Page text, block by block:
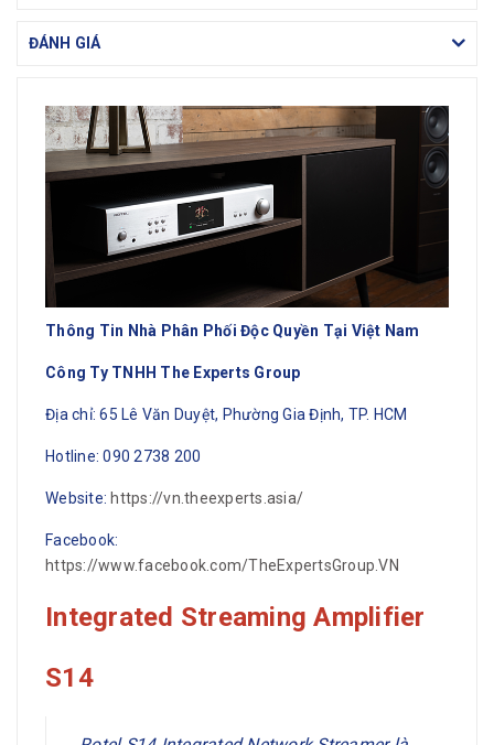
ĐÁNH GIÁ
Thông Tin Nhà Phân Phối Độc Quyền Tại Việt Nam
Công Ty TNHH The Experts Group
Địa chỉ: 65 Lê Văn Duyệt, Phường Gia Định, TP. HCM
Hotline: 090 2738 200
Website: https://vn.theexperts.asia/
Facebook:
https://www.facebook.com/TheExpertsGroup.VN
Integrated Streaming Amplifier
S14